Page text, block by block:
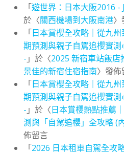
「遊世界：日本大阪2016 -
於〈關西機場到大阪南港〉
「日本賞櫻全攻略｜從九
期預測與親子自駕追櫻實
- 」於〈2025 新宿車站飯店
景佳的新宿住宿指南〉發佈
「日本賞櫻全攻略｜從九
期預測與親子自駕追櫻實
- 」於〈日本賞櫻熱點推薦
測與「自駕追櫻」全攻略 (
佈留言
「2026 日本租車自駕全攻